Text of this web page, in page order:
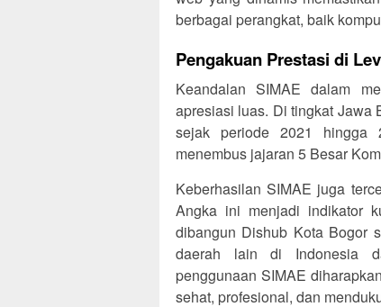
berbagai perangkat, baik
Pengakuan Prestasi di
Keandalan SIMAE dalam
apresiasi luas. Di tingkat Jawa
sejak periode 2021 hingga
menembus jajaran 5 Besar
Keberhasilan SIMAE juga
Angka ini menjadi indikator
dibangun Dishub Kota Bogor
daerah lain di Indonesia
penggunaan SIMAE
sehat, profesional, dan